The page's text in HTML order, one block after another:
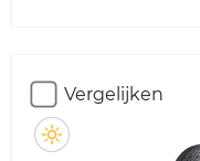
Vergelijken